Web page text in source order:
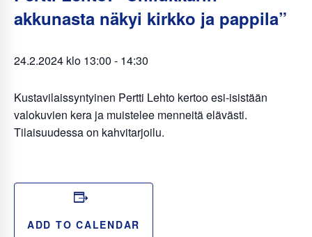
akkunasta näkyi kirkko ja pappila”
24.2.2024 klo 13:00 - 14:30
Kustavilaissyntyinen Pertti Lehto kertoo esi-isistään
valokuvien kera ja muistelee menneitä elävästi.
Tilaisuudessa on kahvitarjoilu.
ADD TO CALENDAR